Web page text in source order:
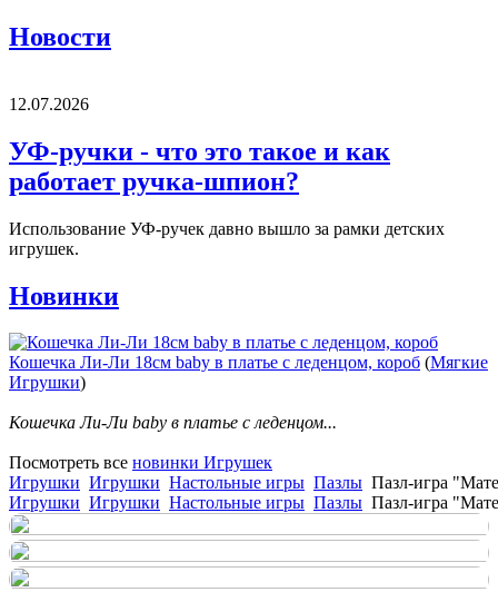
Новости
12.07.2026
УФ-ручки - что это такое и как
работает ручка-шпион?
Использование УФ-ручек давно вышло за рамки детских
игрушек.
Новинки
Кошечка Ли-Ли 18см baby в платье с леденцом, короб (Мягкие
Игрушки)
Кошечка Ли-Ли baby в платье с леденцом...
Посмотреть все новинки Игрушек
Игрушки Игрушки Настольные игры Пазлы Пазл-игра
Игрушки Игрушки Настольные игры Пазлы Пазл-игра